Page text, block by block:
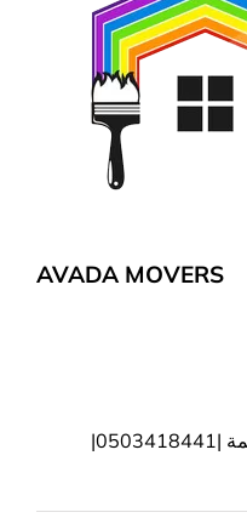
AVADA MOVERS
تركيب جبس بورد في راس الخيمة |0503418441|